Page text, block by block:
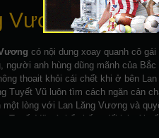
Vương
có nội dung xoay quanh cô
người anh hùng dũng mãnh của
thoait khỏi cái chết khi ở bên
Tuyết Vũ luôn tìm cách ngăn cản
một lòng với Lan Lăng Vương và
Tuyết Vũ có thể chống đối lại với số